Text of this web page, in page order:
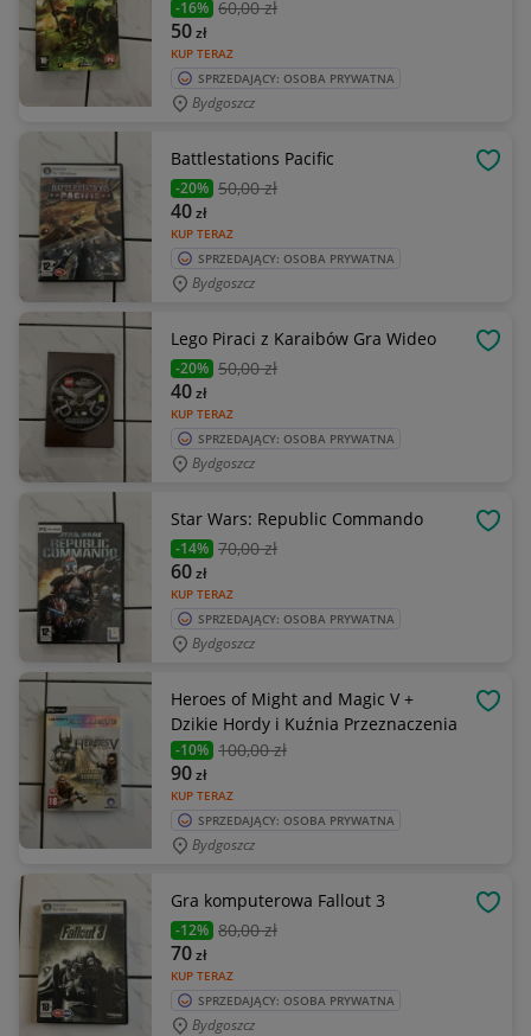
-16% 60,00 zł
KUP TERAZ
50zł
SPRZEDAJĄCY: OSOBA PRYWATNA
Bydgoszcz
Battlestations Pacific
-20% 50,00 zł
KUP TERAZ
40zł
SPRZEDAJĄCY: OSOBA PRYWATNA
Bydgoszcz
Lego Piraci z Karaibów Gra Wideo
-20% 50,00 zł
KUP TERAZ
40zł
SPRZEDAJĄCY: OSOBA PRYWATNA
Bydgoszcz
Star Wars: Republic Commando
-14% 70,00 zł
KUP TERAZ
60zł
SPRZEDAJĄCY: OSOBA PRYWATNA
Bydgoszcz
Heroes of Might and Magic V +
Dzikie Hordy i Kuźnia Przeznaczenia
-10% 100,00 zł
KUP TERAZ
90zł
SPRZEDAJĄCY: OSOBA PRYWATNA
Bydgoszcz
Gra komputerowa Fallout 3
-12% 80,00 zł
KUP TERAZ
70zł
SPRZEDAJĄCY: OSOBA PRYWATNA
Bydgoszcz